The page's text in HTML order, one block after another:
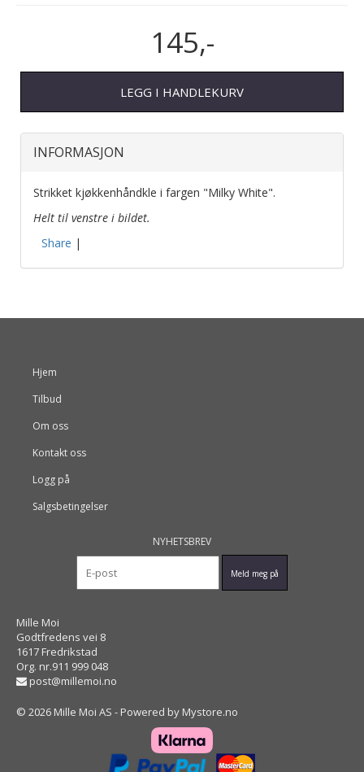
145,-
LEGG I HANDLEKURV
INFORMASJON
Strikket kjøkkenhåndkle i fargen "Milky White".
Helt til venstre i bildet.
Share |
Hjem
Tilbud
Om oss
Kontakt oss
Logg på
Salgsbetingelser
NYHETSBREV
Mille Moi
Godtfredens vei 8
1617 Fredrikstad
Org. nr.911 999 048
post@millemoi.no
© 2026 Mille Moi AS - Powered by Mystore.no